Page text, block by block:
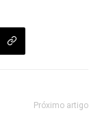
Próximo artigo